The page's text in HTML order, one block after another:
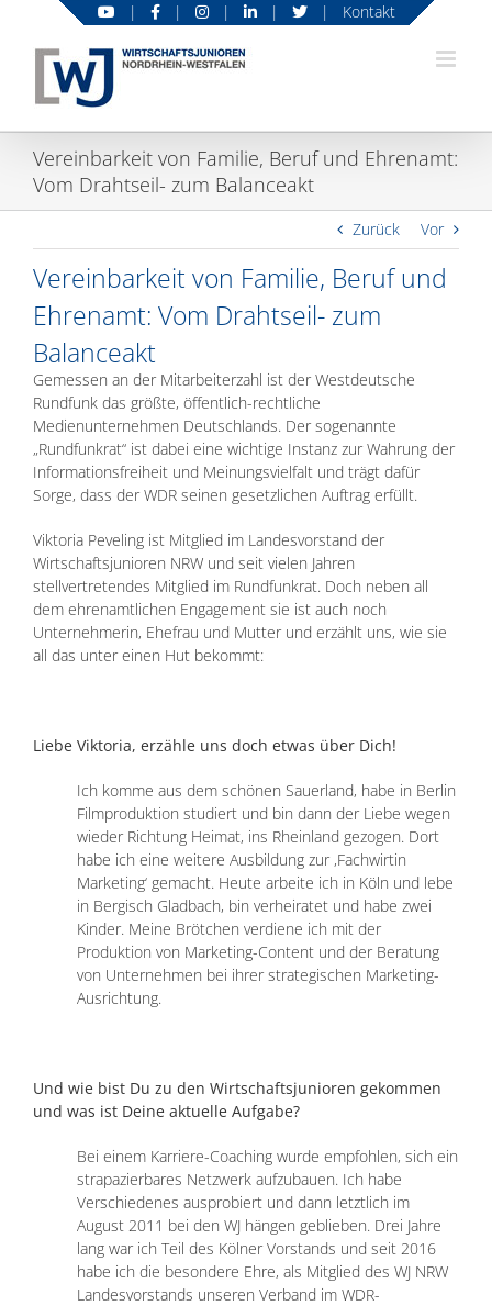
springen
| | | | | Kontakt
Vereinbarkeit von Familie, Beruf und Ehrenamt:
Vom Drahtseil- zum Balanceakt
Zurück Vor
Vereinbarkeit von Familie, Beruf und
Ehrenamt: Vom Drahtseil- zum
Balanceakt
Gemessen an der Mitarbeiterzahl ist der Westdeutsche
Rundfunk das größte, öffentlich-rechtliche
Medienunternehmen Deutschlands. Der sogenannte
„Rundfunkrat“ ist dabei eine wichtige Instanz zur Wahrung der
Informationsfreiheit und Meinungsvielfalt und trägt dafür
Sorge, dass der WDR seinen gesetzlichen Auftrag erfüllt.
Viktoria Peveling ist Mitglied im Landesvorstand der
Wirtschaftsjunioren NRW und seit vielen Jahren
stellvertretendes Mitglied im Rundfunkrat. Doch neben all
dem ehrenamtlichen Engagement sie ist auch noch
Unternehmerin, Ehefrau und Mutter und erzählt uns, wie sie
all das unter einen Hut bekommt:
Liebe Viktoria, erzähle uns doch etwas über Dich!
Ich komme aus dem schönen Sauerland, habe in Berlin
Filmproduktion studiert und bin dann der Liebe wegen
wieder Richtung Heimat, ins Rheinland gezogen. Dort
habe ich eine weitere Ausbildung zur ,Fachwirtin
Marketing‘ gemacht. Heute arbeite ich in Köln und lebe
in Bergisch Gladbach, bin verheiratet und habe zwei
Kinder. Meine Brötchen verdiene ich mit der
Produktion von Marketing-Content und der Beratung
von Unternehmen bei ihrer strategischen Marketing-
Ausrichtung.
Und wie bist Du zu den Wirtschaftsjunioren gekommen
und was ist Deine aktuelle Aufgabe?
Bei einem Karriere-Coaching wurde empfohlen, sich ein
strapazierbares Netzwerk aufzubauen. Ich habe
Verschiedenes ausprobiert und dann letztlich im
August 2011 bei den WJ hängen geblieben. Drei Jahre
lang war ich Teil des Kölner Vorstands und seit 2016
habe ich die besondere Ehre, als Mitglied des WJ NRW
Landesvorstands unseren Verband im WDR-